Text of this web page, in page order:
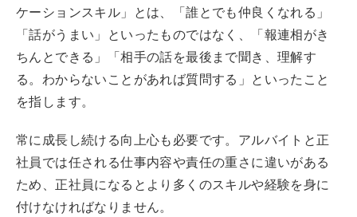
ケーションスキル」とは、「誰とでも仲良くなれる」
「話がうまい」といったものではなく、「報連相がき
ちんとできる」「相手の話を最後まで聞き、理解す
る。わからないことがあれば質問する」といったこと
を指します。
常に成長し続ける向上心も必要です。アルバイトと正
社員では任される仕事内容や責任の重さに違いがある
ため、正社員になるとより多くのスキルや経験を身に
付けなければなりません。